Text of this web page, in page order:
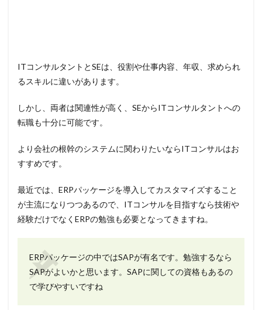
ITコンサルタントとSEは、役割や仕事内容、年収、求められ
るスキルに違いがあります。
しかし、両者は関連性が高く、SEからITコンサルタントへの
転職も十分に可能です。
より会社の根幹のシステムに関わりたいならITコンサルはお
すすめです。
最近では、ERPパッケージを導入してカスタマイズすること
が主流になりつつあるので、ITコンサルを目指すなら技術や
経験だけでなくERPの勉強も必要となってきますね。
ERPパッケージの中ではSAPが有名です。勉強するなら
SAPがよいかと思います。SAPに関しての資格もあるの
で学びやすいですね